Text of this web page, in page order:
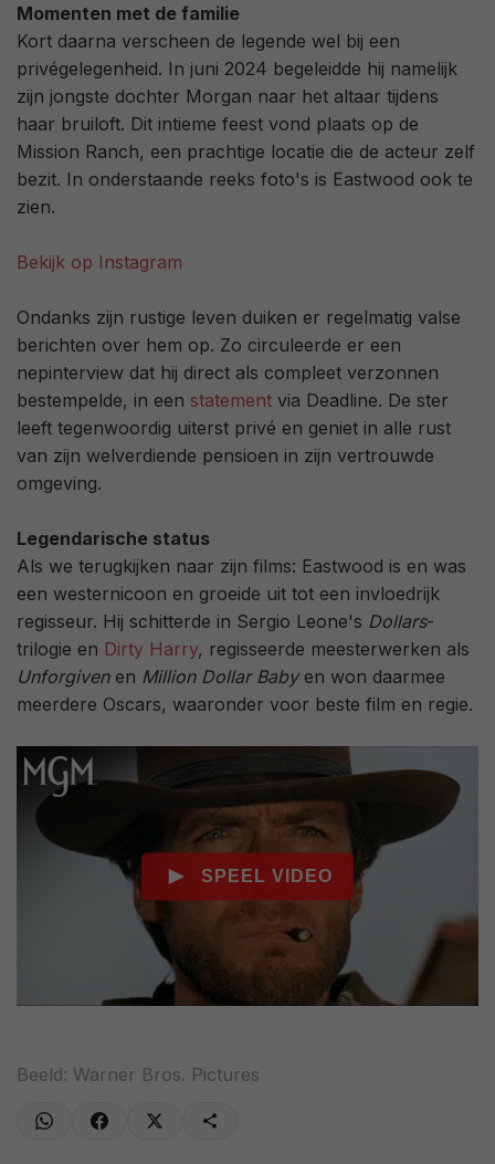
Momenten met de familie
Kort daarna verscheen de legende wel bij een
privégelegenheid. In juni 2024 begeleidde hij namelijk
zijn jongste dochter Morgan naar het altaar tijdens
haar bruiloft. Dit intieme feest vond plaats op de
Mission Ranch, een prachtige locatie die de acteur zelf
bezit. In onderstaande reeks foto's is Eastwood ook te
zien.
Bekijk op Instagram
Ondanks zijn rustige leven duiken er regelmatig valse
berichten over hem op. Zo circuleerde er een
nepinterview dat hij direct als compleet verzonnen
bestempelde, in een statement via Deadline. De ster
leeft tegenwoordig uiterst privé en geniet in alle rust
van zijn welverdiende pensioen in zijn vertrouwde
omgeving.
Legendarische status
Als we terugkijken naar zijn films: Eastwood is en was
een westernicoon en groeide uit tot een invloedrijk
regisseur. Hij schitterde in Sergio Leone's Dollars-
trilogie en Dirty Harry, regisseerde meesterwerken als
Unforgivenen Million Dollar Babyen won daarmee
meerdere Oscars, waaronder voor beste film en regie.
Beeld: Warner Bros. Pictures